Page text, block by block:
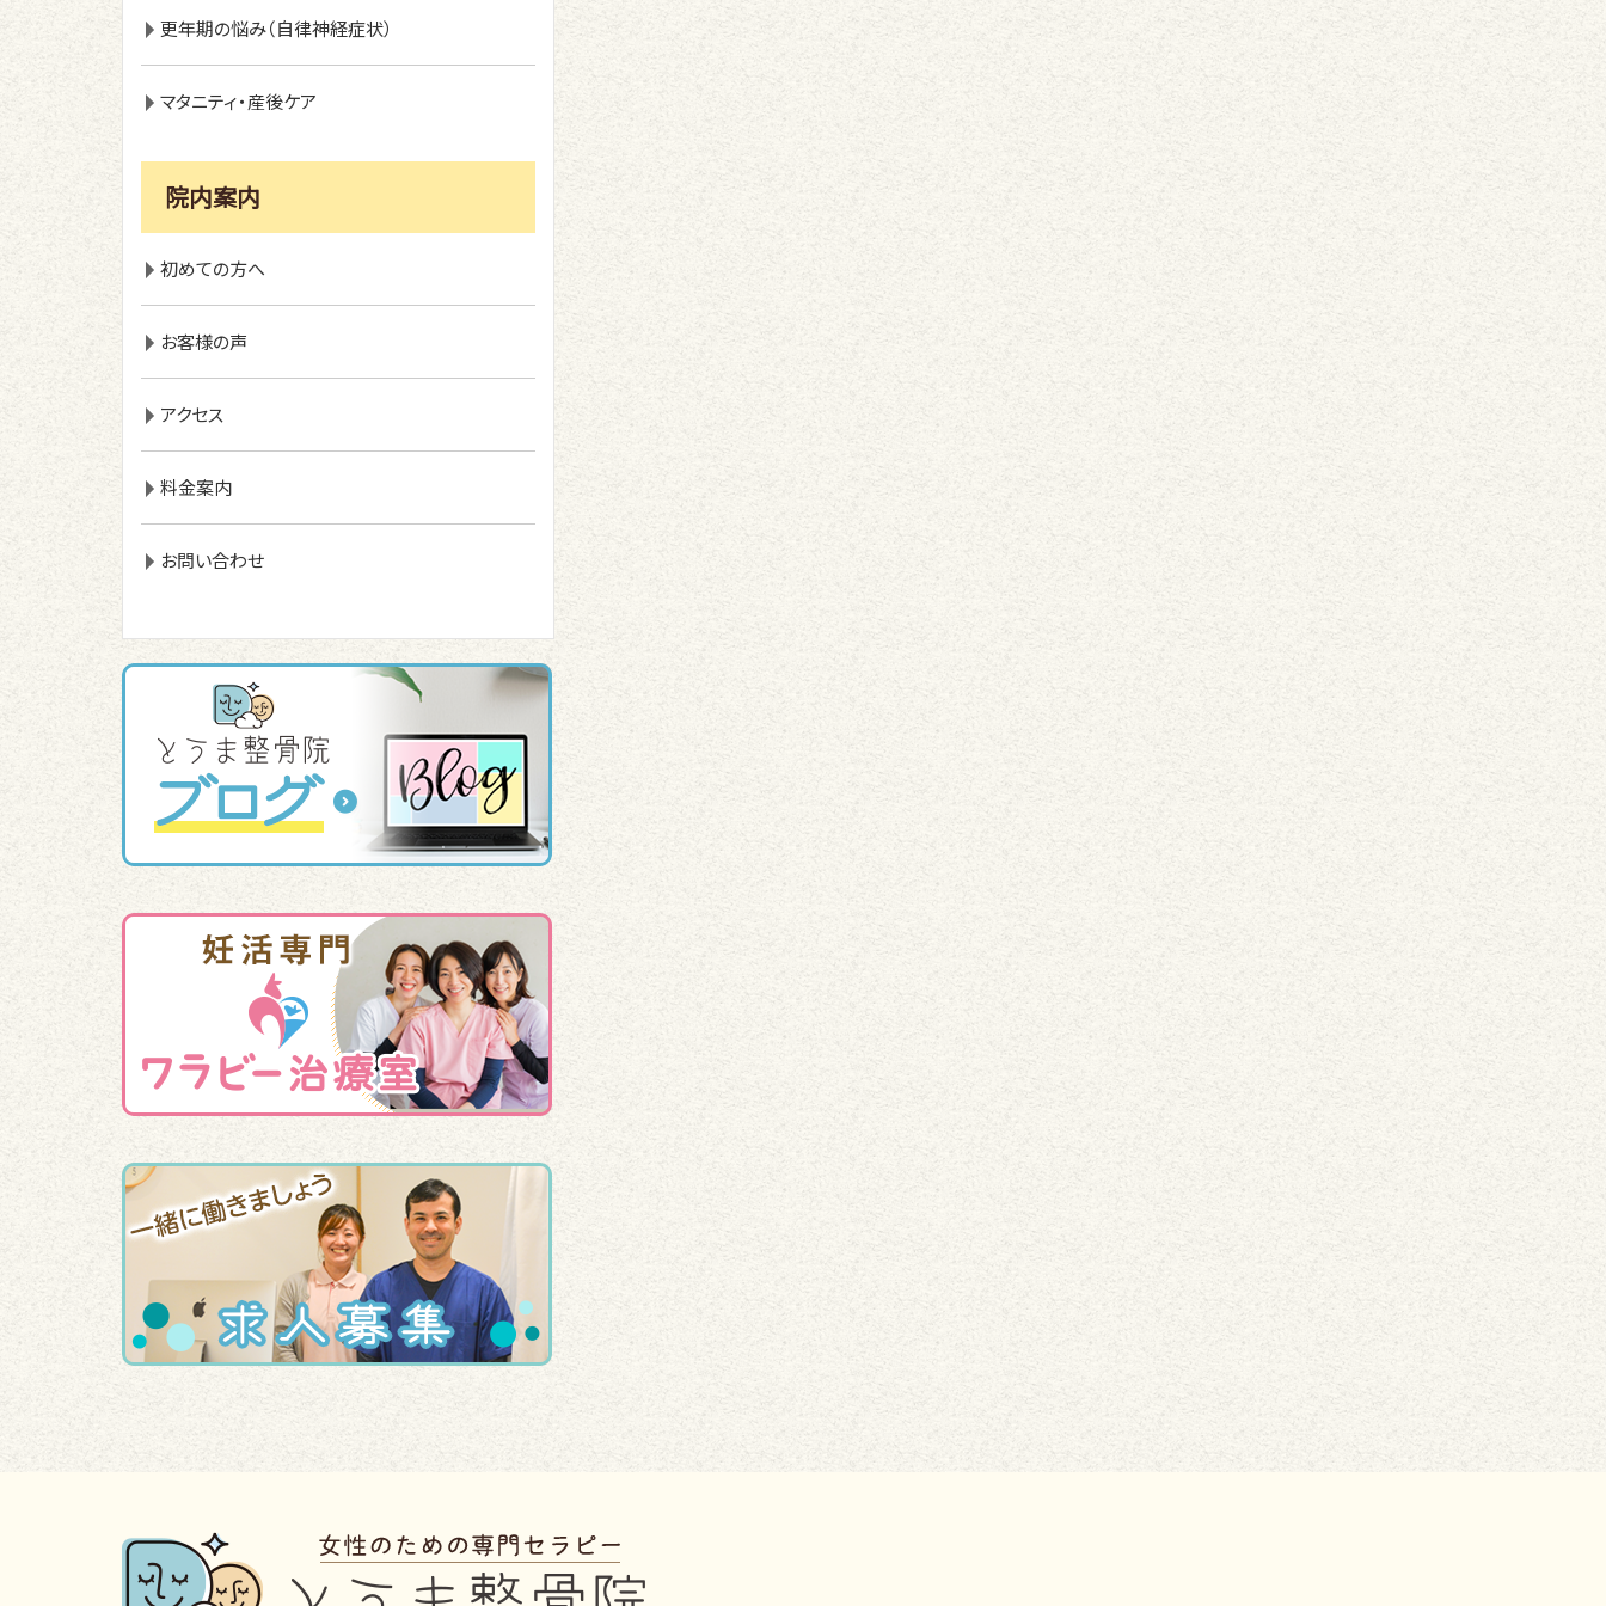
更年期の悩み（自律神経症状）
マタニティ・産後ケア
院内案内
初めての方へ
お客様の声
アクセス
料金案内
お問い合わせ